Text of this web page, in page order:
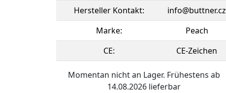
Hersteller Kontakt:
info@buttner.cz
Marke:
Peach
CE:
CE-Zeichen
Momentan nicht an Lager. Frühestens ab
14.08.2026 lieferbar